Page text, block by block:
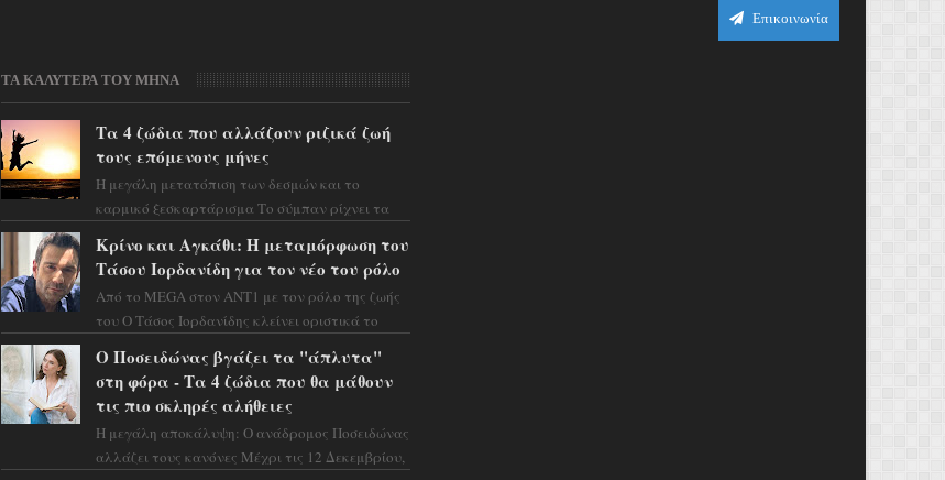
Επικοινωνία
ΤΑ ΚΑΛΥΤΕΡΑ ΤΟΥ ΜΗΝΑ
Τα 4 ζώδια που αλλάζουν ριζικά ζωή
τους επόμενους μήνες
Η μεγάλη μετατόπιση των δεσμών και το
καρμικό ξεσκαρτάρισμα Το σύμπαν ρίχνει τα
προειδοποιεί: οι σελην...
Κρίνο και Αγκάθι: Η μεταμόρφωση του
Τάσου Ιορδανίδη για τον νέο του ρόλο
Από το MEGA στον ΑΝΤ1 με τον ρόλο της ζωής
του Ο Τάσος Ιορδανίδης κλείνει οριστικά το
Μόνο» ...
Ο Ποσειδώνας βγάζει τα "άπλυτα"
στη φόρα - Τα 4 ζώδια που θα μάθουν
τις πιο σκληρές αλήθειες
Η μεγάλη αποκάλυψη: Ο ανάδρομος Ποσειδώνας
αλλάζει τους κανόνες Μέχρι τις 12 Δεκεμβρίου,